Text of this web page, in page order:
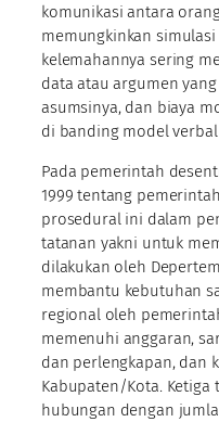
komunikasi antara
memungkinkan
kelemahannya sering
data atau argumen
asumsinya, dan biaya
di banding model
Pada pemerintah
1999 tentang
prosedural ini dalam
tatanan yakni untuk
dilakukan oleh
membantu kebutuhan
regional oleh
memenuhi anggaran,
dan perlengkapan, dan
Kabupaten/Kota.
hubungan dengan